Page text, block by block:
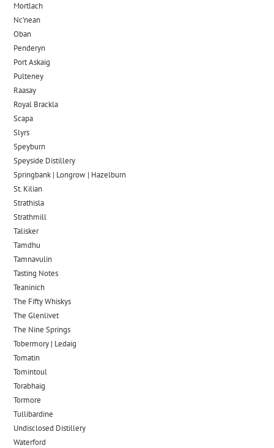
Mortlach
Nc’nean
Oban
Penderyn
Port Askaig
Pulteney
Raasay
Royal Brackla
Scapa
Slyrs
Speyburn
Speyside Distillery
Springbank | Longrow | Hazelburn
St. Kilian
Strathisla
Strathmill
Talisker
Tamdhu
Tamnavulin
Tasting Notes
Teaninich
The Fifty Whiskys
The Glenlivet
The Nine Springs
Tobermory | Ledaig
Tomatin
Tomintoul
Torabhaig
Tormore
Tullibardine
Undisclosed Distillery
Waterford